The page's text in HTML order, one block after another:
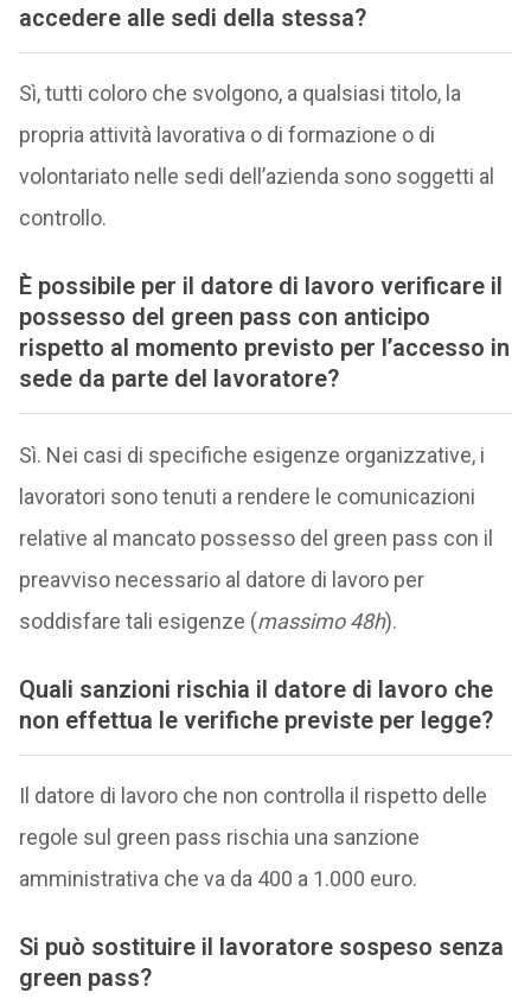
accedere alle sedi della stessa?
Sì, tutti coloro che svolgono, a qualsiasi titolo, la
propria attività lavorativa o di formazione o di
volontariato nelle sedi dell’azienda sono soggetti al
controllo.
È possibile per il datore di lavoro verificare il
possesso del green pass con anticipo
rispetto al momento previsto per l’accesso in
sede da parte del lavoratore?
Sì. Nei casi di specifiche esigenze organizzative, i
lavoratori sono tenuti a rendere le comunicazioni
relative al mancato possesso del green pass con il
preavviso necessario al datore di lavoro per
soddisfare tali esigenze (massimo 48h).
Quali sanzioni rischia il datore di lavoro che
non effettua le verifiche previste per legge?
Il datore di lavoro che non controlla il rispetto delle
regole sul green pass rischia una sanzione
amministrativa che va da 400 a 1.000 euro.
Si può sostituire il lavoratore sospeso senza
green pass?